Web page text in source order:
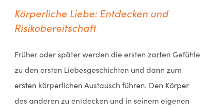
Körperliche Liebe: Entdecken und
Risikobereitschaft
Früher oder später werden die ersten zarten Gefühle
zu den ersten Liebesgeschichten und dann zum
ersten körperlichen Austausch führen. Den Körper
des anderen zu entdecken und in seinem eigenen